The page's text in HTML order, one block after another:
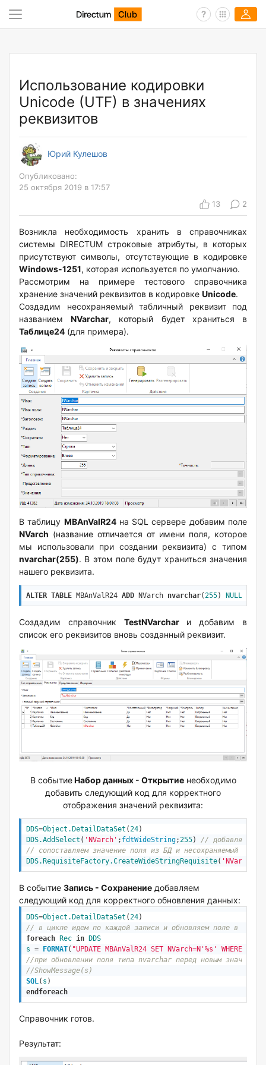
Использование кодировки
Unicode (UTF) в значениях
реквизитов
Юрий Кулешов
Опубликовано:
25 октября 2019 в 17:57
13
2
Возникла необходимость хранить в справочниках
системы DIRECTUM строковые атрибуты, в которых
присутствуют символы, отсутствующие в кодировке
Windows-1251, которая используется по умолчанию.
Рассмотрим на примере тестового справочника
хранение значений реквизитов в кодировке Unicode.
Создадим несохраняемый табличный реквизит под
названиемNVarchar, который будет храниться в
Таблице24 (для примера).
В таблицу MBAnValR24на SQL сервере добавим поле
NVarch (название отличается от имени поля, которое
мы использовали при создании реквизита) с типом
nvarchar(255). В этом поле будут храниться значения
нашего реквизита.
ALTER TABLE MBAnValR24 ADD NVarch nvarchar( 255) NULL
Создадим справочник TestNVarcharи добавим в
список его реквизитов вновь созданный реквизит.
В событиеНабор данных - Открытиенеобходимо
добавить следующий код для корректного
отображения значений реквизита:
DDS=Object .DetailDataSet (24
DDS.AddSelect ( 'NVarch' ; fdtWideString;255) // добавляем в
// сопоставляем значение поля из БД и несохраняемый
DDS.RequisiteFactory.CreateWideStringRequisite( 'NVarchar'
В событие Запись - Сохранение добавляем
следующий код для корректного обновления данных:
DDS=Object .DetailDataSet (24
// в цикле идем по каждой записи и обновляем поле в БД
foreach
Rec in
DDS
s = FORMAT( "UPDATE MBAnValR24 SET NVarch=N'%s' WHERE
//при обновлении поля типа nvarchar перед новым значением
//ShowMessage(s)
SQL( s )
endforeach
Справочник готов.
Результат: